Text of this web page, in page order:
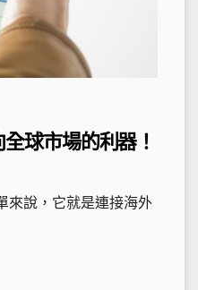
球市場的利器！
來說，它就是連接海外